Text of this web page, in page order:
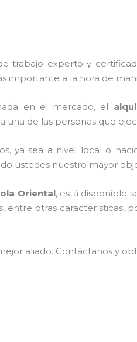
trabajo experto y
importante a la hora de
en el mercado, el
una de las personas que
ya sea a nivel local o
ustedes nuestro mayor
Oriental, está disponible
entre otras
aliado. Contáctanos y